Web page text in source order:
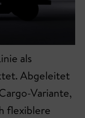
als
Abgeleitet
Variante,
flexiblere